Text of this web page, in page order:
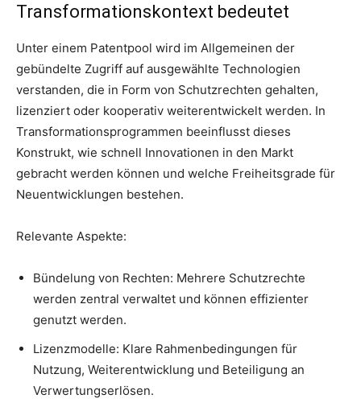
Transformationskontext bedeutet
Unter einem Patentpool wird im Allgemeinen der
gebündelte Zugriff auf ausgewählte Technologien
verstanden, die in Form von Schutzrechten gehalten,
lizenziert oder kooperativ weiterentwickelt werden. In
Transformationsprogrammen beeinflusst dieses
Konstrukt, wie schnell Innovationen in den Markt
gebracht werden können und welche Freiheitsgrade für
Neuentwicklungen bestehen.
Relevante Aspekte:
Bündelung von Rechten: Mehrere Schutzrechte
werden zentral verwaltet und können effizienter
genutzt werden.
Lizenzmodelle: Klare Rahmenbedingungen für
Nutzung, Weiterentwicklung und Beteiligung an
Verwertungserlösen.